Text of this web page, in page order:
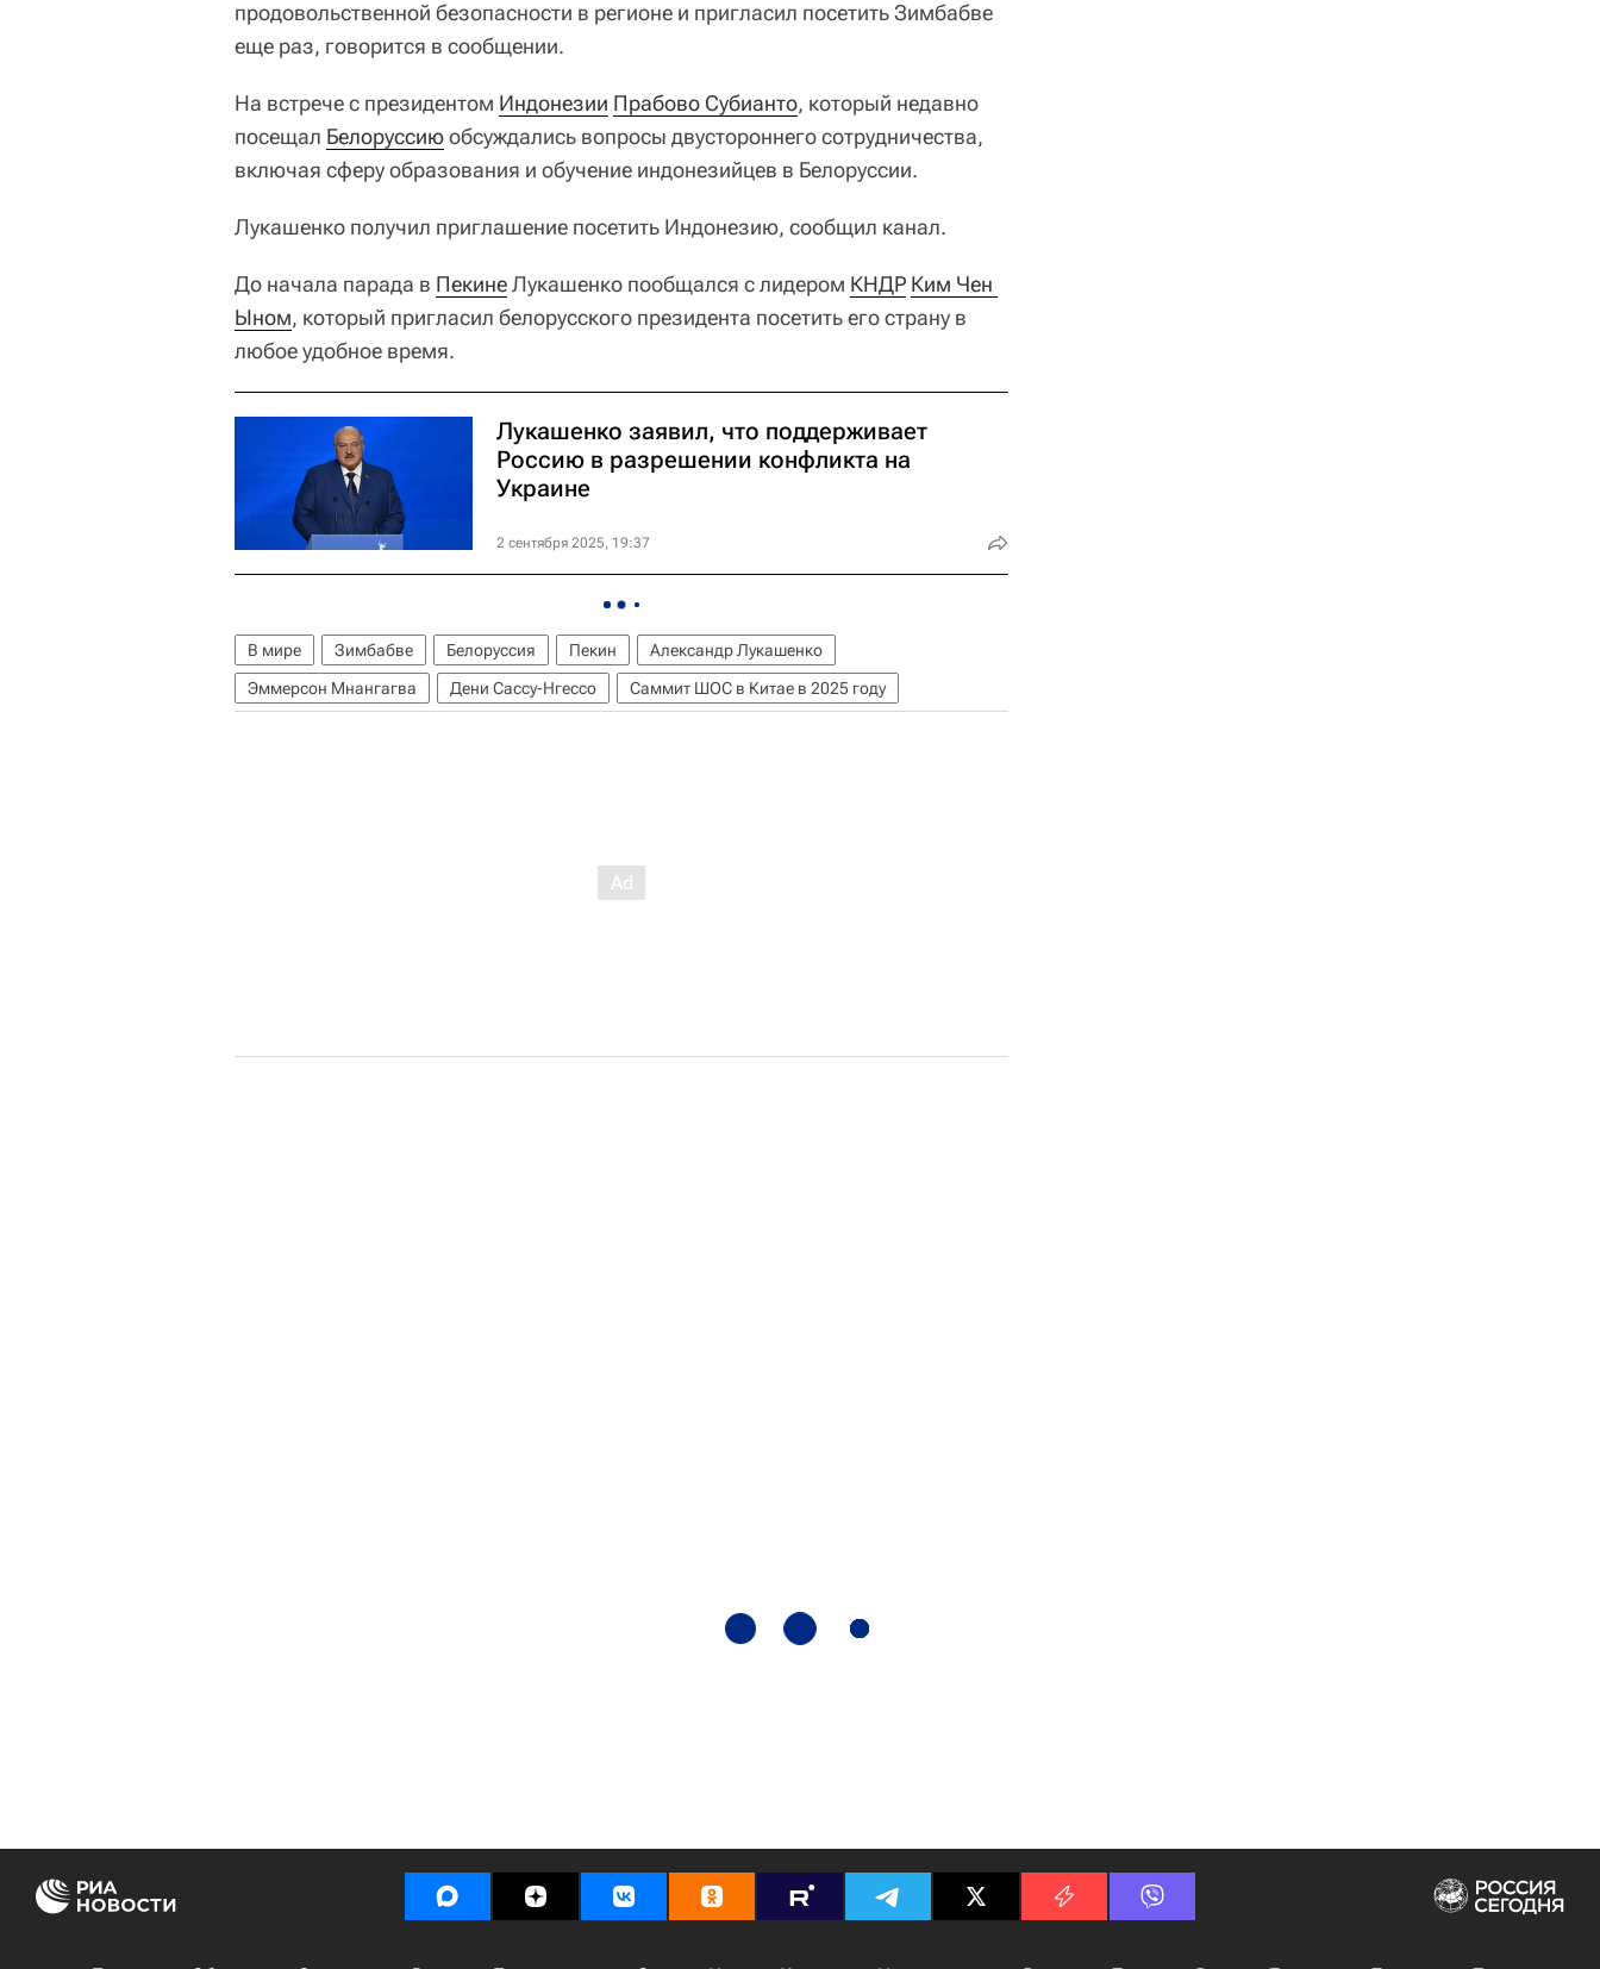
продовольственной безопасности в регионе и пригласил посетить Зимбабве
еще раз, говорится в сообщении.
На встрече с президентом Индонезии Прабово Субианто, который недавно
посещал Белоруссиюобсуждались вопросы двустороннего сотрудничества,
включая сферу образования и обучение индонезийцев в Белоруссии.
Лукашенко получил приглашение посетить Индонезию, сообщил канал.
До начала парада в ПекинеЛукашенко пообщался с лидером КНДР Ким Чен
Ыном, который пригласил белорусского президента посетить его страну в
любое удобное время.
Лукашенко заявил, что поддерживает
Россию в разрешении конфликта на
Украине
2 сентября 2025, 19:37
В мире Зимбабве Белоруссия Пекин
Александр Лукашенко
Эммерсон Мнангагва
Дени Сассу-Нгессо Саммит ШОС в Китае в 2025 году